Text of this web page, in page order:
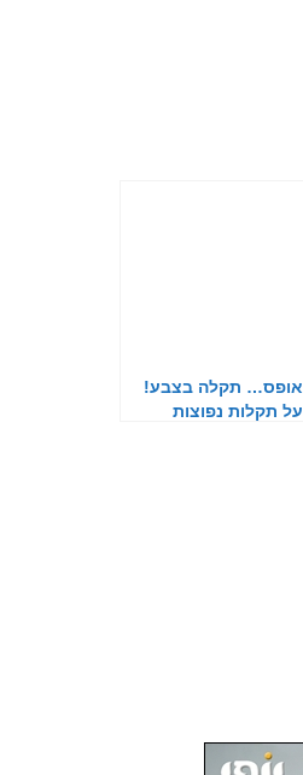
אופס… תקלה בצבע!
על תקלות נפוצות